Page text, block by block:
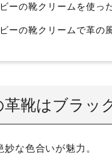
ーの靴クリームを使っ
ーの靴クリームで革の
革靴はブラッ
妙な色合いが魅力。